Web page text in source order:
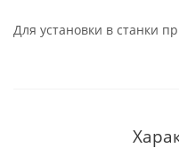
Для установки в станки